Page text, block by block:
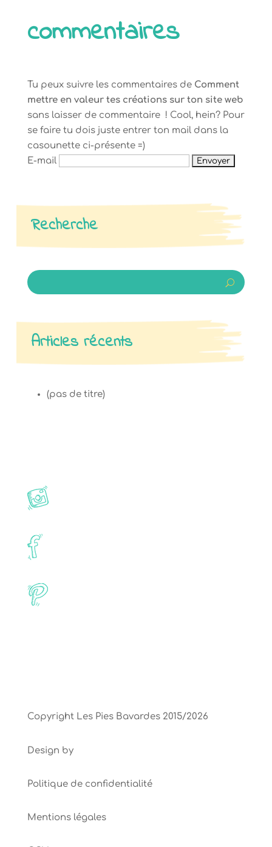
commentaires
Tu peux suivre les commentaires de Comment
mettre en valeur tes créations sur ton site web
sans laisser de commentaire ! Cool, hein? Pour
se faire tu dois juste entrer ton mail dans la
casounette ci-présente =)
E-mail
Recherche
Articles récents
(pas de titre)
Copyright Les Pies Bavardes 2015/2026
Design by
Politique de confidentialité
Mentions légales